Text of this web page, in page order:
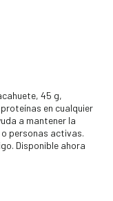
45 g,
en cualquier
a mantener la
personas activas.
Disponible ahora